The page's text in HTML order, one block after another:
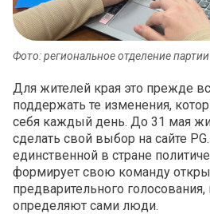
Фото: региональное отделение
Для жителей края это прежде
поддержать те изменения,
себя каждый день. До 31 мая
сделать свой выбор на сайте
единственной в стране
формирует свою команду
предварительного
определяют сами люди.